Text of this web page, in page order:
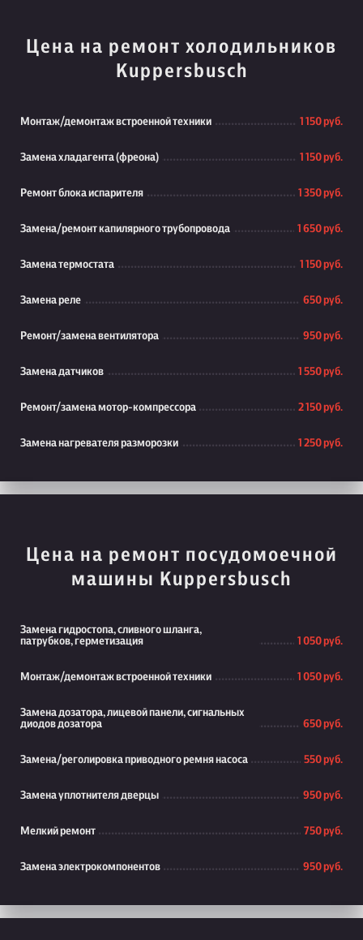
Цена на ремонт холодильников
Kuppersbusch
Монтаж/демонтаж встроенной техники 1 150 руб.
Замена хладагента (фреона) 1 150 руб.
Ремонт блока испарителя 1 350 руб.
Замена/ремонт капилярного трубопровода 1 650 руб.
Замена термостата 1 150 руб.
Замена реле 650 руб.
Ремонт/замена вентилятора 950 руб.
Замена датчиков 1 550 руб.
Ремонт/замена мотор-компрессора 2 150 руб.
Замена нагревателя разморозки 1 250 руб.
Цена на ремонт посудомоечной
машины Kuppersbusch
Замена гидростопа, сливного шланга,
патрубков, герметизация
1 050 руб.
Монтаж/демонтаж встроенной техники 1 050 руб.
Замена дозатора, лицевой панели, сигнальных
диодов дозатора
650 руб.
Замена/реголировка приводного ремня насоса 550 руб.
Замена уплотнителя дверцы 950 руб.
Мелкий ремонт 750 руб.
Замена электрокомпонентов 950 руб.